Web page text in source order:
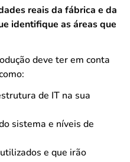
reais da fábrica e da
identifique as áreas que
deve ter em conta
de IT na sua
sistema e níveis de
e que irão